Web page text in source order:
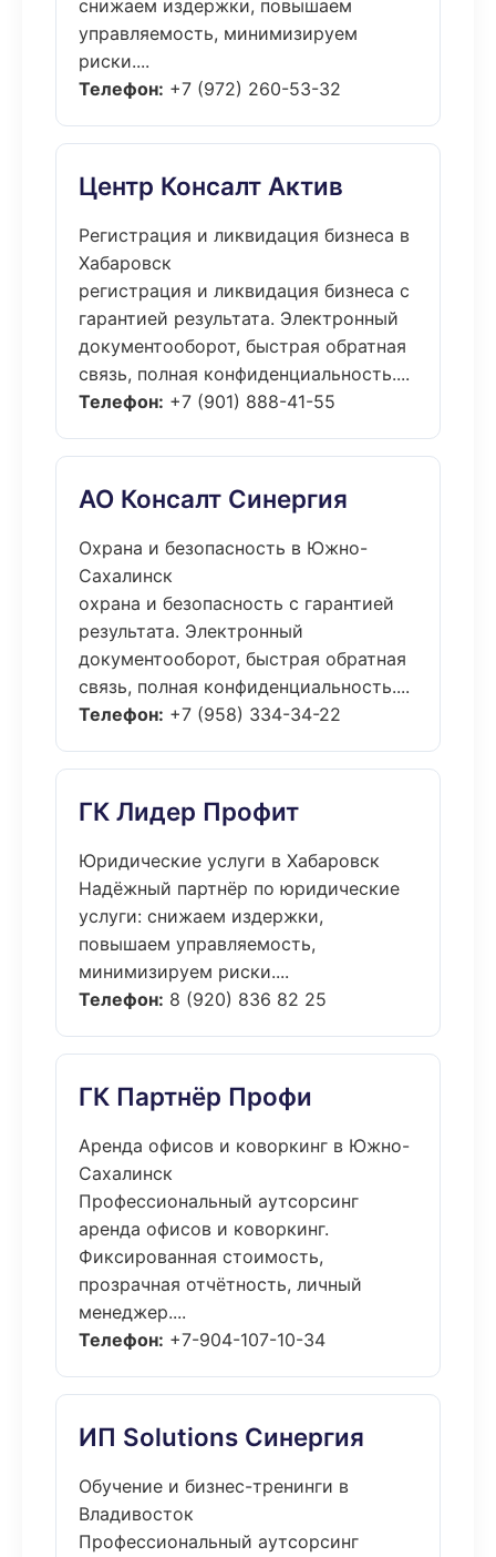
снижаем издержки, повышаем
управляемость, минимизируем
риски....
Телефон: +7 (972) 260-53-32
Центр Консалт Актив
Регистрация и ликвидация бизнеса в
Хабаровск
регистрация и ликвидация бизнеса с
гарантией результата. Электронный
документооборот, быстрая обратная
связь, полная конфиденциальность....
Телефон: +7 (901) 888-41-55
АО Консалт Синергия
Охрана и безопасность в Южно-
Сахалинск
охрана и безопасность с гарантией
результата. Электронный
документооборот, быстрая обратная
связь, полная конфиденциальность....
Телефон: +7 (958) 334-34-22
ГК Лидер Профит
Юридические услуги в Хабаровск
Надёжный партнёр по юридические
услуги: снижаем издержки,
повышаем управляемость,
минимизируем риски....
Телефон: 8 (920) 836 82 25
ГК Партнёр Профи
Аренда офисов и коворкинг в Южно-
Сахалинск
Профессиональный аутсорсинг
аренда офисов и коворкинг.
Фиксированная стоимость,
прозрачная отчётность, личный
менеджер....
Телефон: +7-904-107-10-34
ИП Solutions Синергия
Обучение и бизнес-тренинги в
Владивосток
Профессиональный аутсорсинг